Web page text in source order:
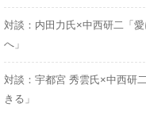
対談：内田力氏×中西研二「
へ」
対談：宇都宮 秀雲氏×中西研
きる」